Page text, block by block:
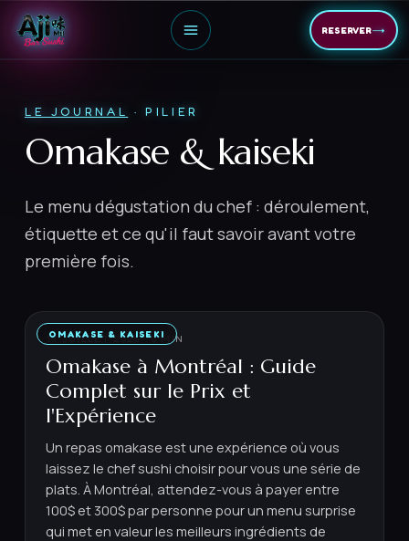
RESERVER→
LE JOURNAL · PILIER
Omakase & kaiseki
Le menu dégustation du chef : déroulement,
étiquette et ce qu'il faut savoir avant votre
première fois.
OMAKASE & KAISEKI
14 JUILLET 2026 · 8 MIN
Omakase à Montréal : Guide
Complet sur le Prix et
l'Expérience
Un repas omakase est une expérience où vous
laissez le chef sushi choisir pour vous une série de
plats. À Montréal, attendez-vous à payer entre
100$ et 300$ par personne pour un menu surprise
qui met en valeur les meilleurs ingrédients de